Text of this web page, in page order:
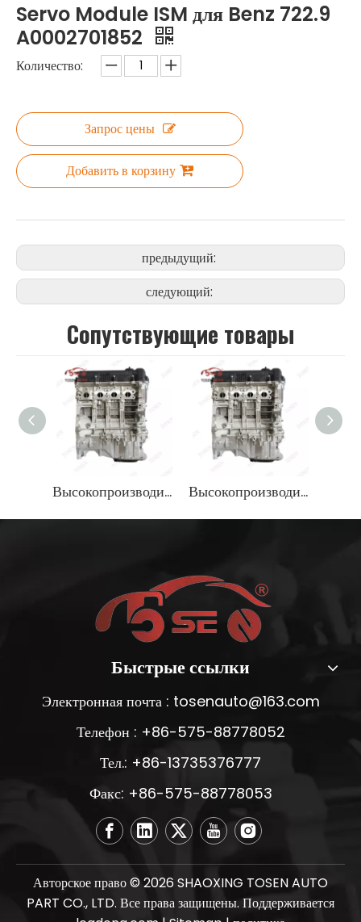
Servo Module ISM для Benz 722.9
A0002701852
Количество:
Запрос цены
Добавить в корзину
предыдущий:
следующий:
Cопутствующие товары
Высокопроизводительный блок двигателя G4FA для Hyundai Elantra 1.6L Бензин легкий OEM Высокопроизводительный блок двигателя G4FA для Hyundai Elantra 1.6L Бензин легкий OEM
Быстрые ссылки
Электронная почта : tosenauto@163.com
Телефон : +86-575-88778052
Тел.: +86-13735376777
Факс: +86-575-88778053
Авторское право ©2026 SHAOXING TOSEN AUTO
PART CO., LTD. Все права защищены. Поддерживается